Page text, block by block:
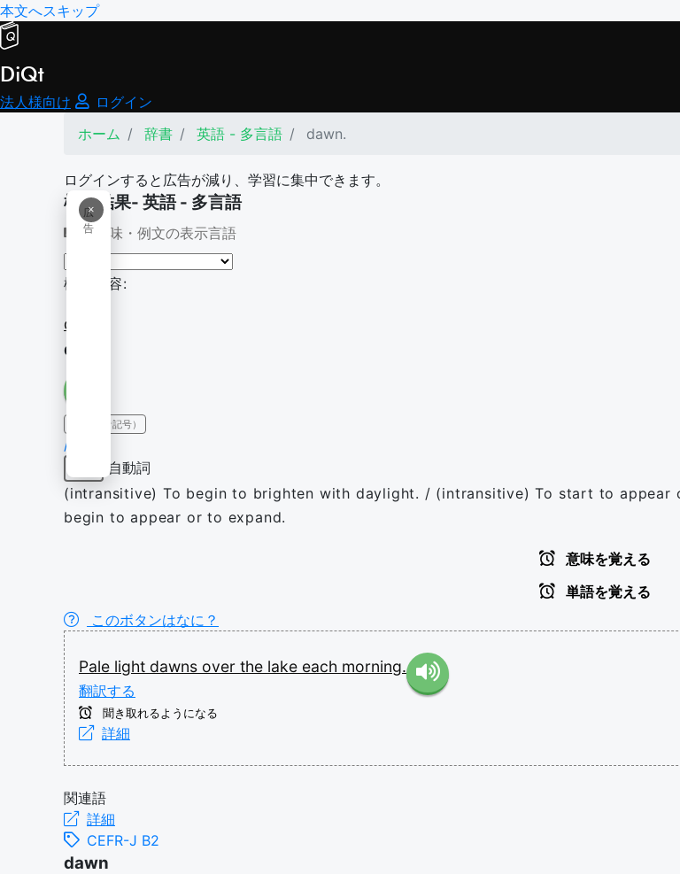
本文へスキップ
DiQt
法人様向け
ログイン
ホーム
辞書 英語 - 多言語 dawn.
ログインすると広告が減り、学習に集中できます。
×
広
告
検索結果- 英語 - 多言語
意味・例文の表示言語
検索内容:
dawn.
dawn
IPA（発音記号）
/dɔːn/
自動詞
(intransitive) To begin to brighten with daylight. / (intransitive) To start to
begin to appear or to expand.
意味を覚える
単語を覚える
このボタンはなに？
Pale light dawns over the lake each morning.
翻訳する
聞き取れるようになる
詳細
関連語
詳細
CEFR-J B2
dawn